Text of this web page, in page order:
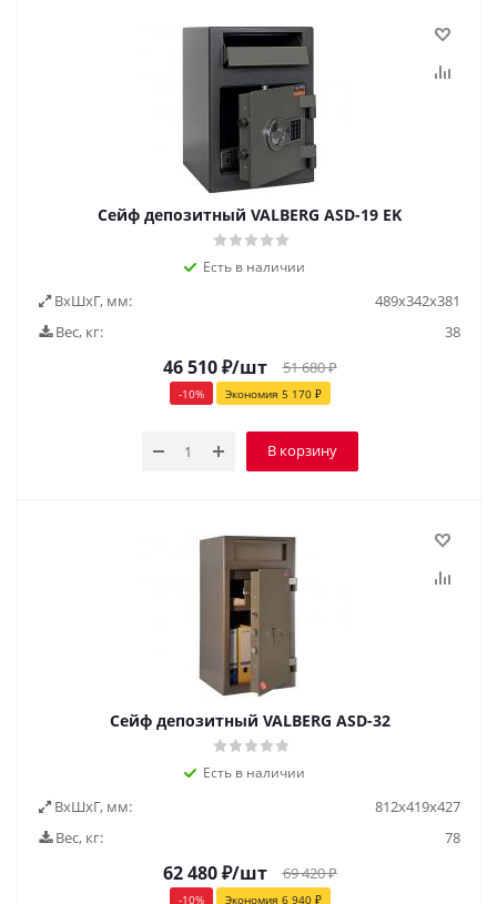
Сейф депозитный VALBERG ASD-19 EK
Есть в наличии
ВxШxГ, мм:
489х342х381
Вес, кг:
38
46 510₽/шт 51 680₽
-10% Экономия 5 170₽
В корзину
Сейф депозитный VALBERG ASD-32
Есть в наличии
ВxШxГ, мм:
812х419х427
Вес, кг:
78
62 480₽/шт 69 420₽
-10% Экономия 6 940₽